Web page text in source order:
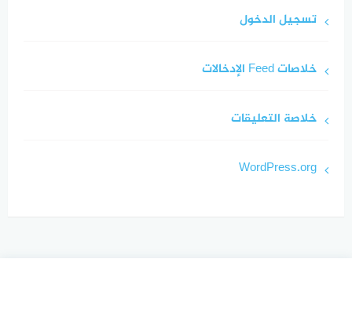
تسجيل الدخول
خلاصات Feed الإدخالات
خلاصة التعليقات
WordPress.org